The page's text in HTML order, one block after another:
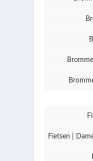
Fietsen |